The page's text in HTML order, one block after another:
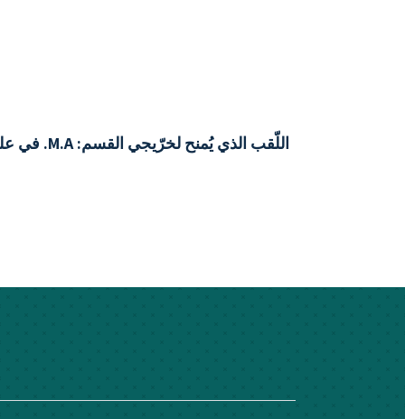
اللّقب الذي يُمنح لخرّيجي القسم: M.A. في علم النفس التربويّ